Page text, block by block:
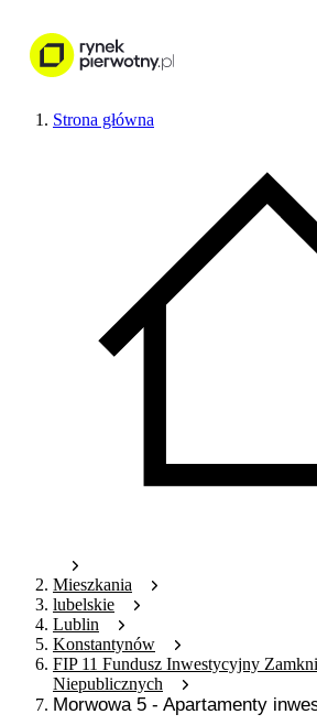
Strona główna
Mieszkania
lubelskie
Lublin
Konstantynów
FIP 11 Fundusz Inwestycyjny
Niepublicznych
Morwowa 5 - Apartamenty